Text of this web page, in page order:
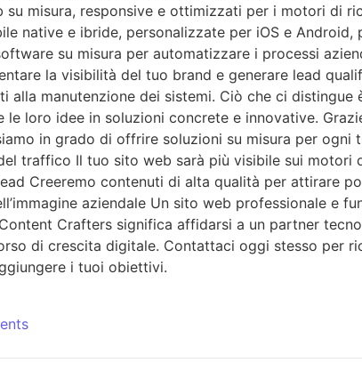
su misura, responsive e ottimizzati per i motori di
native e ibride, personalizzate per iOS e Android,
su misura per automatizzare i processi
la visibilità del tuo brand e generare lead
alla manutenzione dei sistemi. Ciò che ci
loro idee in soluzioni concrete e innovative.
in grado di offrire soluzioni su misura per
traffico Il tuo sito web sarà più visibile sui motori
Creeremo contenuti di alta qualità per attirare
aziendale Un sito web professionale e
Crafters significa affidarsi a un partner
di crescita digitale. Contattaci oggi stesso per
i tuoi obiettivi.